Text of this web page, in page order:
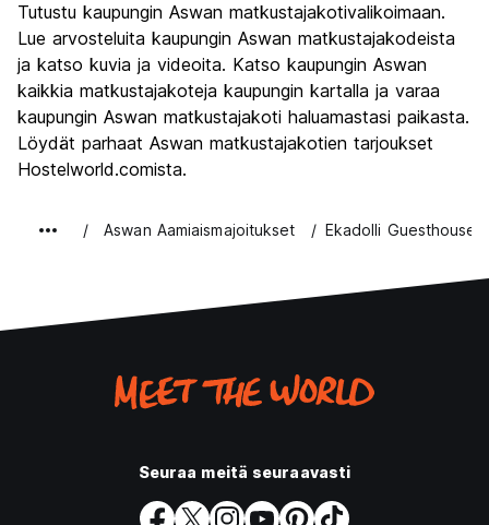
Kulttuuri
8.6
Yöelämä
Rahanarvoinen
7.9
Tutustu kaupungin Aswan matkustajakotivalikoimaan.
Lue arvosteluita kaupungin Aswan matkustajakodeista
ja katso kuvia ja videoita. Katso kaupungin Aswan
kaikkia matkustajakoteja kaupungin kartalla ja varaa
kaupungin Aswan matkustajakoti haluamastasi paikasta.
Löydät parhaat Aswan matkustajakotien tarjoukset
Hostelworld.comista.
Aswan Aamiaismajoitukset Ekadolli Guesthouse
Seuraa meitä seuraavasti